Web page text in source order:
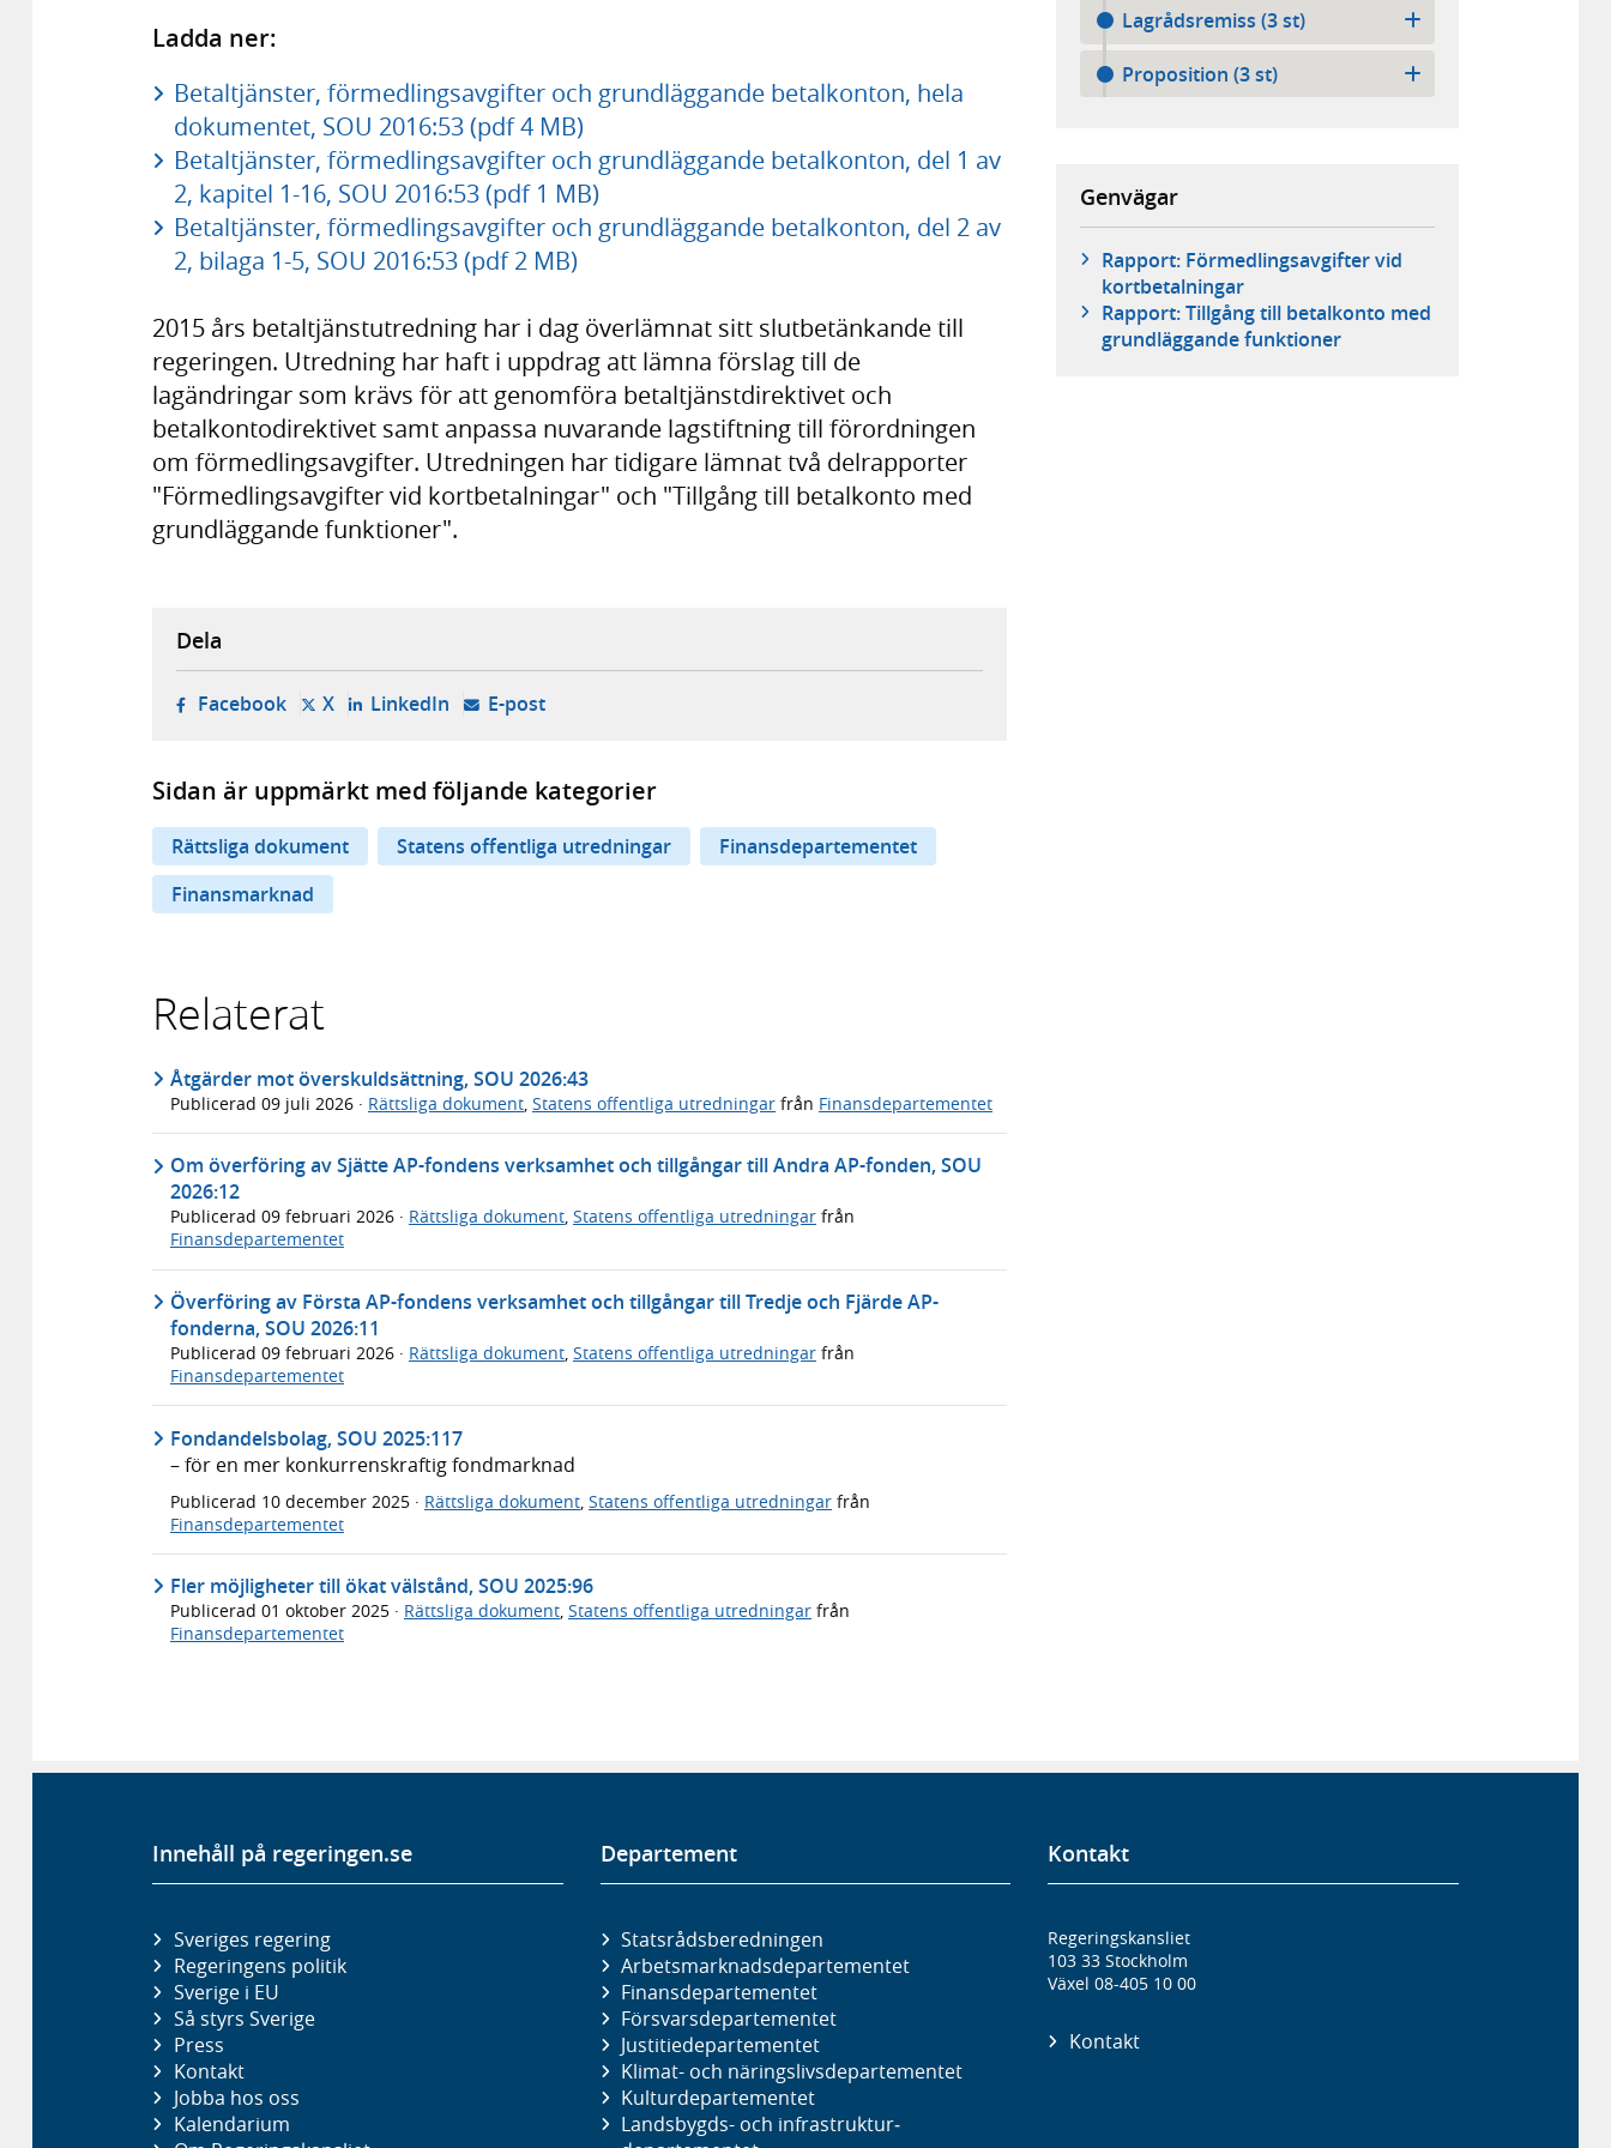
Ladda ner:
Betaltjänster, förmedlingsavgifter och grundläggande betalkonton, hela
dokumentet, SOU 2016:53 (pdf 4 MB)
Betaltjänster, förmedlingsavgifter och grundläggande betalkonton, del 1 av
2, kapitel 1-16, SOU 2016:53 (pdf 1 MB)
Betaltjänster, förmedlingsavgifter och grundläggande betalkonton, del 2 av
2, bilaga 1-5, SOU 2016:53 (pdf 2 MB)
2015 års betaltjänstutredning har i dag överlämnat sitt slutbetänkande till
regeringen. Utredning har haft i uppdrag att lämna förslag till de
lagändringar som krävs för att genomföra betaltjänstdirektivet och
betalkontodirektivet samt anpassa nuvarande lagstiftning till förordningen
om förmedlingsavgifter. Utredningen har tidigare lämnat två delrapporter
"Förmedlingsavgifter vid kortbetalningar" och "Tillgång till betalkonto med
grundläggande funktioner".
Lagrådsremiss (3 st)
Proposition (3 st)
Genvägar
Rapport: Förmedlingsavgifter vid
kortbetalningar
Rapport: Tillgång till betalkonto med
grundläggande funktioner
Dela
Facebook- öppnas i ny flik, extern webbplats,
X- öppnas i ny flik, extern webbplats,
LinkedIn- öppnas i ny flik, extern webbplats,
E-post- öppnar din e-postklient,
Sidan är uppmärkt med följande kategorier
Rättsliga dokument Statens offentliga utredningar
Finansdepartementet
Finansmarknad
Relaterat
Åtgärder mot överskuldsättning, SOU 2026:43
Publicerad 09 juli 2026 · Rättsliga dokument Statens offentliga utredningar från Finansdepartementet
Om överföring av Sjätte AP-fondens verksamhet och tillgångar till Andra AP-fonden, SOU
2026:12
Publicerad 09 februari 2026 · Rättsliga dokument, Statens offentliga utredningar från
Finansdepartementet
Överföring av Första AP-fondens verksamhet och tillgångar till Tredje och Fjärde AP-
fonderna, SOU 2026:11
Publicerad 09 februari 2026 · Rättsliga dokument, Statens offentliga utredningar från
Finansdepartementet
Fondandelsbolag, SOU 2025:117
– för en mer konkurrenskraftig fondmarknad
Publicerad 10 december 2025 · Rättsliga dokument Statens offentliga utredningar från
Finansdepartementet
Fler möjligheter till ökat välstånd, SOU 2025:96
Publicerad 01 oktober 2025 · Rättsliga dokument, Statens offentliga utredningar från
Finansdepartementet
Innehåll på regeringen.se
Sveriges regering
Regeringens politik
Sverige i EU
Så styrs Sverige
Press
Kontakt
Jobba hos oss
Kalendarium
Departement
Statsrådsberedningen
Arbetsmarknads­departementet
Finans­departementet
Försvars­departementet
Justitie­departementet
Klimat- och näringslivs­departementet
Kultur­departementet
Landsbygds- och infrastruktur­
Kontakt
Regeringskansliet
103 33 Stockholm
Växel 08-405 10 00
Kontakt